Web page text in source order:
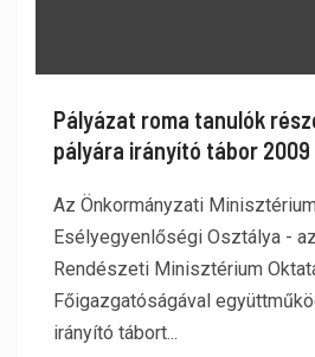
Pályázat roma tanulók
pályára irányító tábor 2009
Az Önkormányzati
Esélyegyenlőségi Osztálya -
Rendészeti Minisztérium
Főigazgatóságával
irányító tábort...